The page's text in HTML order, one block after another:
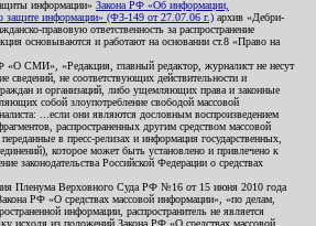
информации» Закона РФ «Об информации,
защите информации» (ФЗ-149 от 27.07.06 г.) архив «Дебри-
правовую ответственность за распространение
основываются и работают на основании ст.8 «Право на
«О СМИ», «Редакция, главный редактор, журналист не несут
сведений, не соответствующих действительности и
и организаций, либо ущемляющих права и законные
собой злоупотребление свободой массовой
...если они являются дословным воспроизведением
распространенных другим средством массовой
в пресс-релизах и информация государственных,
которое может быть установлено и привлечено к
законодательства Российской Федерации о средствах
Пленума Верховного Суда РФ №16 от 15 июня 2010 года
РФ «О средствах массовой информации», «по делам,
информации, распространитель не является
исходя из положений Закона РФ «О средствах массовой